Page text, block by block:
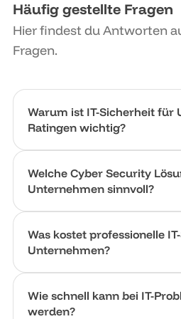
Häufig gestellte Fragen
Hier findest du Antworten
Fragen.
Warum ist IT-Sicherheit für
Ratingen wichtig?
große Konzerne. Gerade
Unternehmen sind häufig
Ransomware und
IT-Sicherheit schützt
Geschäftsprozesse
Welche Cyber Security
Unternehmen sinnvoll?
Security, Backup-Systeme,
Authentifizierung und
Monitoring. Welche
hängt von der jeweiligen
Was kostet professionelle
Unternehmen?
Infrastruktur und
Wie schnell kann bei IT-
werden?